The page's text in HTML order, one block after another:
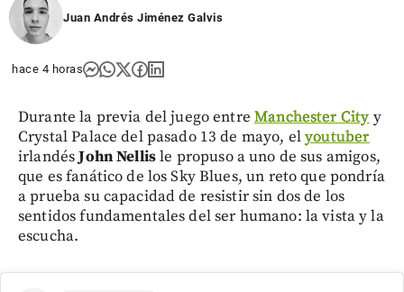
Juan Andrés Jiménez Galvis
hace 4 horas
Durante la previa del juego entreManchester City y
Crystal Palace del pasado 13 de mayo, elyoutuber
irlandésJohn Nellisle propuso a uno de sus amigos,
que es fanático de los Sky Blues, un reto que pondría
a prueba su capacidad de resistir sin dos de los
sentidos fundamentales del ser humano: la vista y la
escucha.